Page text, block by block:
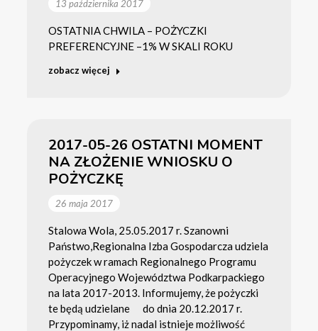
13 października 2017
OSTATNIA CHWILA – POŻYCZKI
PREFERENCYJNE –1% W SKALI ROKU
zobacz więcej
2017-05-26 OSTATNI MOMENT
NA ZŁOŻENIE WNIOSKU O
POŻYCZKĘ
26 maja 2017
Stalowa Wola, 25.05.2017 r. Szanowni
Państwo,Regionalna Izba Gospodarcza udziela
pożyczek w ramach Regionalnego Programu
Operacyjnego Województwa Podkarpackiego
na lata 2017-2013. Informujemy, że pożyczki
te będą udzielane do dnia 20.12.2017 r.
Przypominamy, iż nadal istnieje możliwość